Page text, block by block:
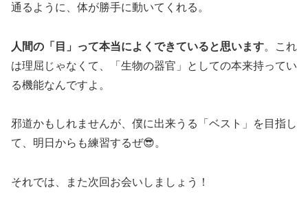
通るように、体が勝手に動いてくれる。
人間の「目」って本当によくできていると思います。これ
は理屈じゃなくて、「生物の器官」としての本来持ってい
る機能なんですよ。
邪道かもしれませんが、僕に出来うる「ベスト」を目指し
て、明日からも練習するぜ😎。
それでは、また次回お会いしましょう！